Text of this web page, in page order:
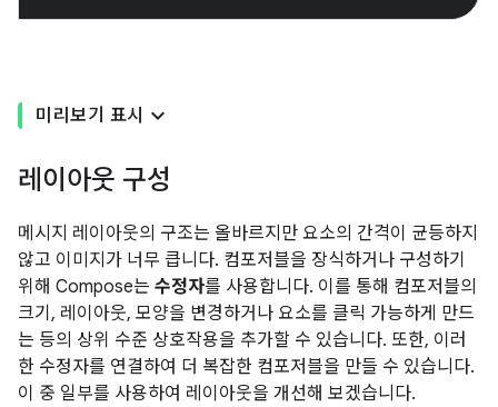
미리보기 표시
레이아웃 구성
메시지 레이아웃의 구조는 올바르지만 요소의 간격이 균등하지
않고 이미지가 너무 큽니다. 컴포저블을 장식하거나 구성하기
위해 Compose는 수정자를 사용합니다. 이를 통해 컴포저블의
크기, 레이아웃, 모양을 변경하거나 요소를 클릭 가능하게 만드
는 등의 상위 수준 상호작용을 추가할 수 있습니다. 또한, 이러
한 수정자를 연결하여 더 복잡한 컴포저블을 만들 수 있습니다.
이 중 일부를 사용하여 레이아웃을 개선해 보겠습니다.